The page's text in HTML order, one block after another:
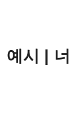
예시 | 너